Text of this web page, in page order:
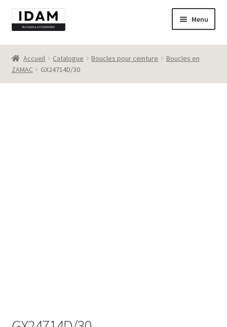
Aller
à
Aller
au
Menu
Catalogue
New
Accueil Catalogue Boucles pour ceinture
Boucles en
ZAMAC
GX24714D/30